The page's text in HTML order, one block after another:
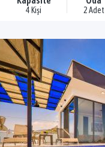
4 Kişi 2 Adet